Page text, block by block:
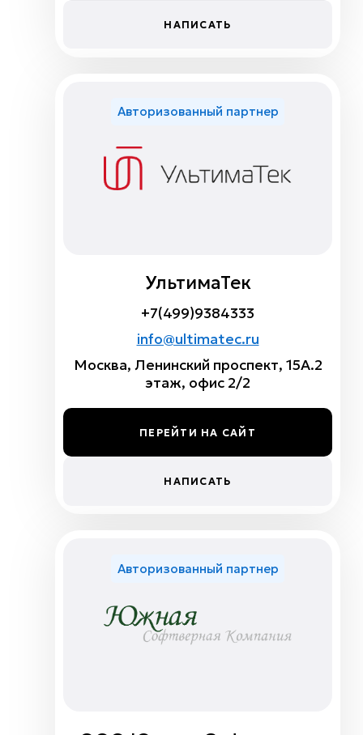
НАПИСАТЬ
Авторизованный партнер
УльтимаТек
+7(499)9384333
info@ultimatec.ru
Москва, Ленинский проспект, 15А.2
этаж, офис 2/2
ПЕРЕЙТИ НА САЙТ
НАПИСАТЬ
Авторизованный партнер